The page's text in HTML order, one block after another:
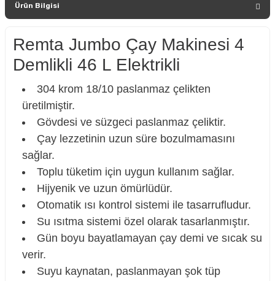
Ürün Bilgisi
Remta Jumbo Çay Makinesi 4
Demlikli 46 L Elektrikli
304 krom 18/10 paslanmaz çelikten
üretilmiştir.
Gövdesi ve süzgeci paslanmaz çeliktir.
Çay lezzetinin uzun süre bozulmamasını
sağlar.
Toplu tüketim için uygun kullanım sağlar.
Hijyenik ve uzun ömürlüdür.
Otomatik ısı kontrol sistemi ile tasarrufludur.
Su ısıtma sistemi özel olarak tasarlanmıştır.
Gün boyu bayatlamayan çay demi ve sıcak su
verir.
Suyu kaynatan, paslanmayan şok tüp